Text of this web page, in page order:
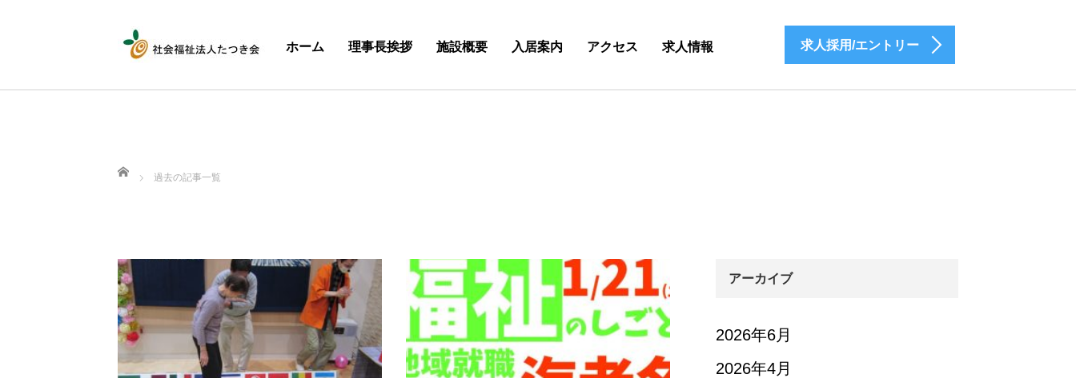
ホーム 理事長挨拶 施設概要 入居案内 アクセス 求人情報 求人採用/エントリー
ホーム
過去の記事一覧
アーカイブ
2026年6月
2026年4月